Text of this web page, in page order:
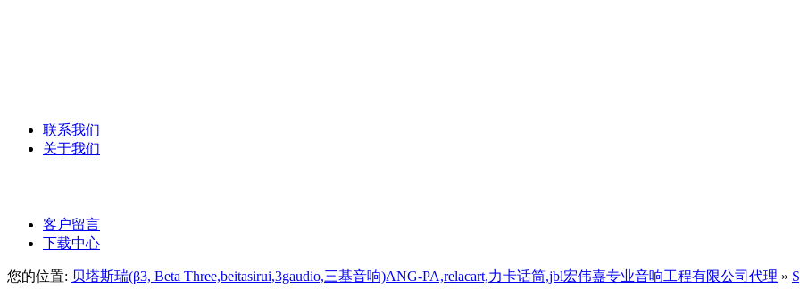
联系我们
关于我们
客户留言
下载中心
您的位置: 贝塔斯瑞(β3, Beta Three,beitasirui,3gaudio,三基音响)ANG-PA,relacart,力卡话筒,jbl宏伟嘉专业音响工程有限公司代理 »